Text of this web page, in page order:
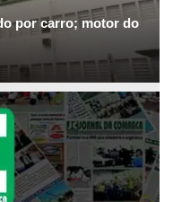
por carro; motor do